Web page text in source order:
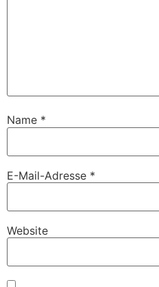
Name *
E-Mail-Adresse *
Website